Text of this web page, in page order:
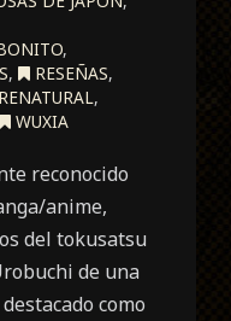
,
, RESEÑAS,
,
WUXIA
reconocido
anime,
del tokusatsu
de una
como